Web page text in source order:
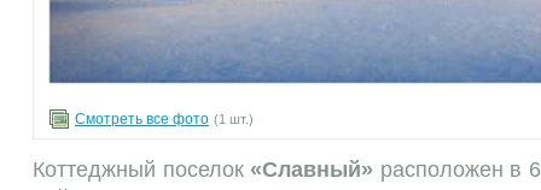
Смотреть все фото (1 шт.)
Коттеджный поселок «Славный» расположен в